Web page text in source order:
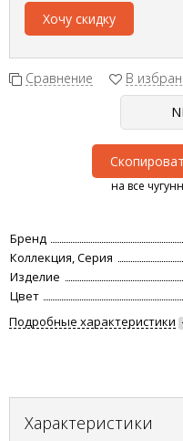
Хочу скидку
Сравнение В
на все
Бренд
Коллекция, Серия
Изделие
Цвет
Подробные характеристики
Характеристики